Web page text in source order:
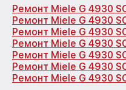
Ремонт Miele G 4930
Ремонт Miele G 4930
Ремонт Miele G 4930
Ремонт Miele G 4930
Ремонт Miele G 4930
Ремонт Miele G 4930
Ремонт Miele G 4930